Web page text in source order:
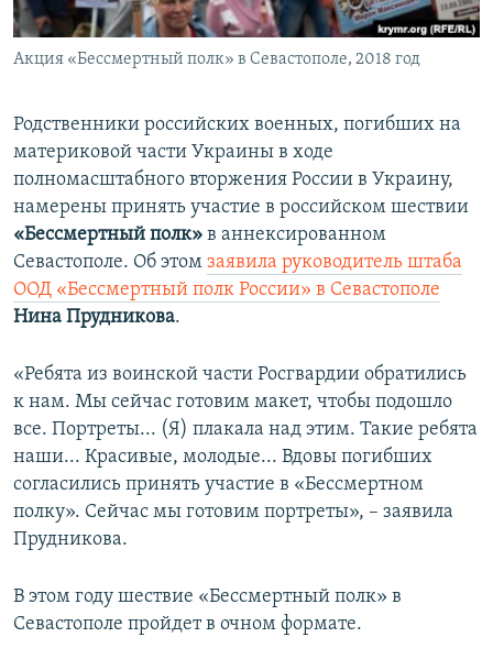
УКРАИНСКАЯ ПРОБЛЕМА КРЫМА
Все сайты RFE/RL
Акция «Бессмертный полк» в Севастополе, 2018 год
Родственники российских военных, погибших на
материковой части Украины в ходе
полномасштабного вторжения России в Украину,
намерены принять участие в российском шествии
«Бессмертный полк» в аннексированном
Севастополе. Об этом заявила руководитель штаба
ООД «Бессмертный полк России» в Севастополе
Нина Прудникова.
«Ребята из воинской части Росгвардии обратились
к нам. Мы сейчас готовим макет, чтобы подошло
все. Портреты... (Я) плакала над этим. Такие ребята
наши... Красивые, молодые... Вдовы погибших
согласились принять участие в «Бессмертном
полку». Сейчас мы готовим портреты», – заявила
Прудникова.
В этом году шествие «Бессмертный полк» в
Севастополе пройдет в очном формате.